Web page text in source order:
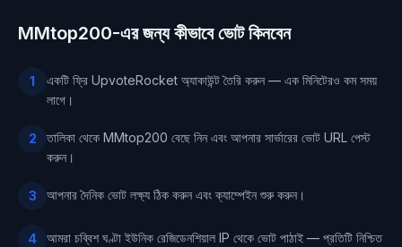
MMtop200-এর জন্য কীভাবে ভোট কিনবেন
1
একটি ফ্রি UpvoteRocket অ্যাকাউন্ট তৈরি করুন — এক মিনিটেরও কম সময়
লাগে।
2
তালিকা থেকে MMtop200 বেছে নিন এবং আপনার সার্ভারের ভোট URL পেস্ট
করুন।
3 আপনার দৈনিক ভোট লক্ষ্য ঠিক করুন এবং ক্যাম্পেইন শুরু করুন।
4
আমরা চব্বিশ ঘণ্টা ইউনিক রেজিডেনশিয়াল IP থেকে ভোট পাঠাই — প্রতিটি নিশ্চিত